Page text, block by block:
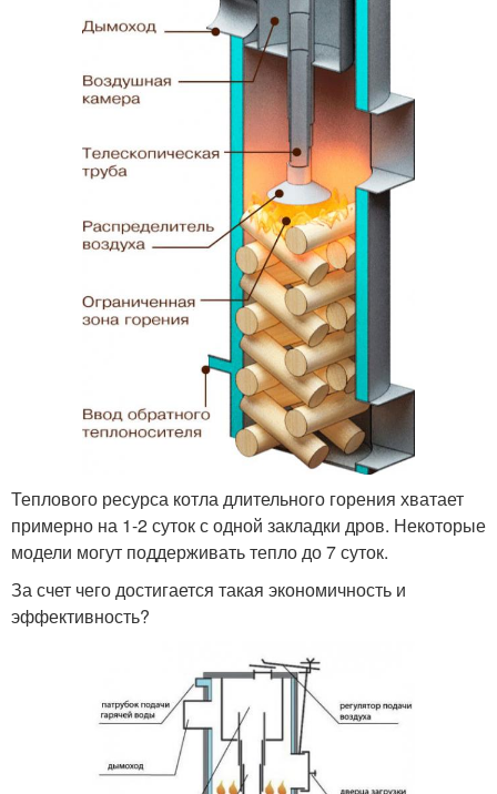
Теплового ресурса котла длительного горения хватает
примерно на 1-2 суток с одной закладки дров. Некоторые
модели могут поддерживать тепло до 7 суток.
За счет чего достигается такая экономичность и
эффективность?